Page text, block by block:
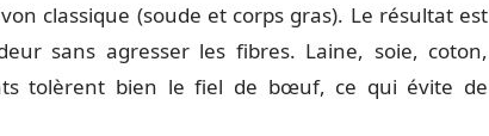
classique (soude et corps gras). Le résultat est
sans agresser les fibres. Laine, soie, coton,
tolèrent bien le fiel de bœuf, ce qui évite de